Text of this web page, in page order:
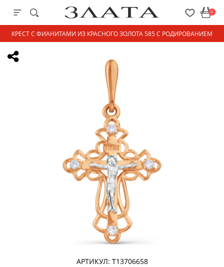
0
КРЕСТ С ФИАНИТАМИ ИЗ КРАСНОГО ЗОЛОТА 585 С РОДИРОВАНИЕМ
АРТИКУЛ: Т13706658